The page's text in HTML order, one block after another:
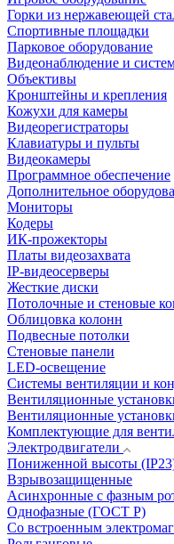
Горки из нержавеющей
Спортивные площадки
Парковое оборудование
Видеонаблюдение и
Объективы
Кронштейны и крепления
Кожухи для камеры
Видеорегистраторы
Клавиатуры и пульты
Видеокамеры
Программное обеспечение
Дополнительное
Мониторы
Кодеры
ИК-прожекторы
Платы видеозахвата
IP-видеосерверы
Жесткие диски
Потолочные и стеновые
Облицовка колонн
Подвесные потолки
Стеновые панели
LED-освещение
Системы вентиляции и
Вентиляционные
Вентиляционные
Комплектующие для
Электродвигатели
Пониженной высоты
Взрывозащищенные
Асинхронные с фазным
Однофазные (ГОСТ Р)
Со встроенным